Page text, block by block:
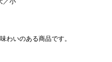
わいのある商品です。